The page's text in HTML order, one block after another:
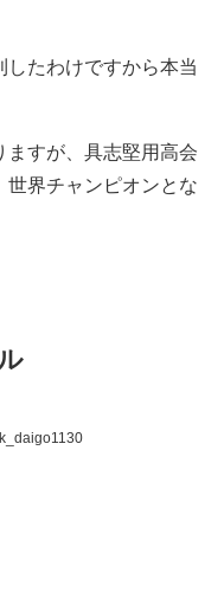
したわけですから本当
ますが、具志堅用高会
世界チャンピオンとな